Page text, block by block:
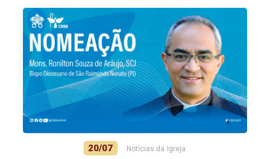
20/07 Notícias da Igreja